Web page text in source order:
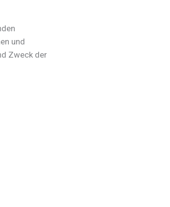
und
Zweck der